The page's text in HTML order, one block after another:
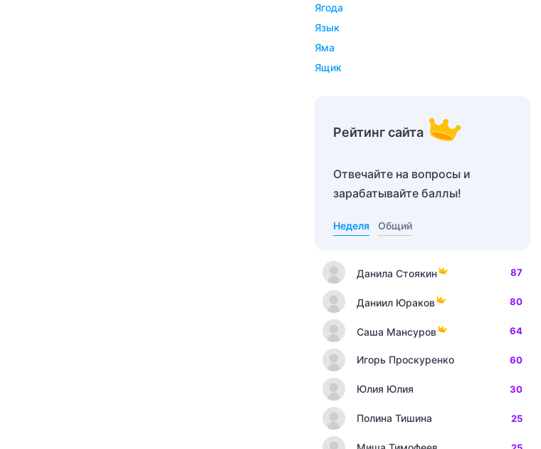
ягода
язык
яма
ящик
Рейтинг сайта
Отвечайте на вопросы и
зарабатывайте баллы!
Неделя Общий
Данила Стоякин 87
Даниил Юраков 80
Саша Мансуров 64
Игорь Проскуренко 60
Юлия Юлия 30
Полина Тишина 25